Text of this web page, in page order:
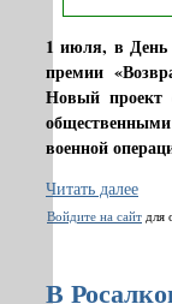
1 июля, в День
премии
Новый проект
военной
Читать далее
Войдите на сайт для
В